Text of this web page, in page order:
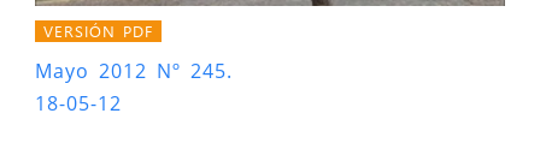
VERSIÓN PDF
Mayo 2012 Nº 245.
18-05-12